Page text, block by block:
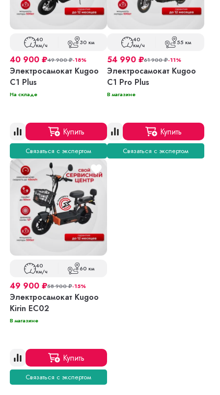
40
км/ч 30 км
40 900 ₽49 900₽-18%
Электросамокат Kugoo
C1 Plus
На складе
Купить
Связаться с экспертом
40
км/ч 55 км
54 990 ₽61 900₽-11%
Электросамокат Kugoo
C1 Pro Plus
В магазине
Купить
Связаться с экспертом
40
км/ч 60 км
49 900 ₽58 900₽-15%
Электросамокат Kugoo
Kirin EC02
В магазине
Купить
Связаться с экспертом